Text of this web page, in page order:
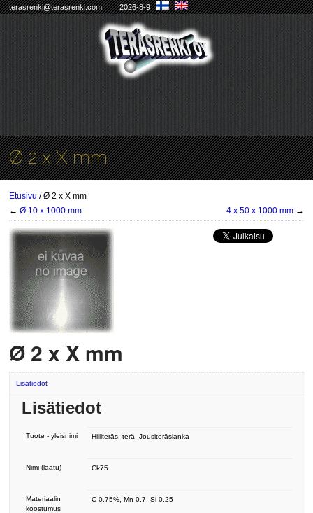
terasrenki@terasrenki.com 2026-8-9
Ø 2 x X mm
Etusivu / Ø 2 x X mm
←Ø 10 x 1000 mm 4 x 50 x 1000 mm→
Ø 2 x X mm
Lisätiedot
Lisätiedot
Tuote - yleisnimi Hiiliteräs, terä, Jousiteräslanka
Nimi (laatu) Ck75
Materiaalin
koostumus
C 0.75%, Mn 0.7, Si 0.25